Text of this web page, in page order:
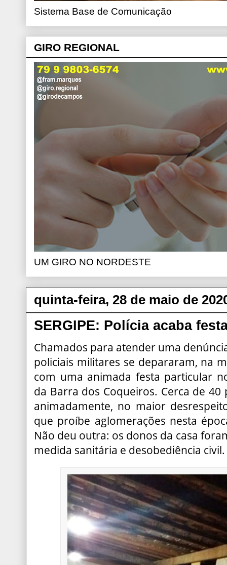
Sistema Base de Comunicação
GIRO REGIONAL
UM GIRO NO NORDESTE
quinta-feira, 28 de maio de
SERGIPE: Polícia acaba
Chamados para atender uma
policiais militares se depararam, na
com uma animada festa particular
da Barra dos Coqueiros. Cerca de
animadamente, no maior
que proíbe aglomerações nesta
Não deu outra: os donos da casa
medida sanitária e desobediência civil.